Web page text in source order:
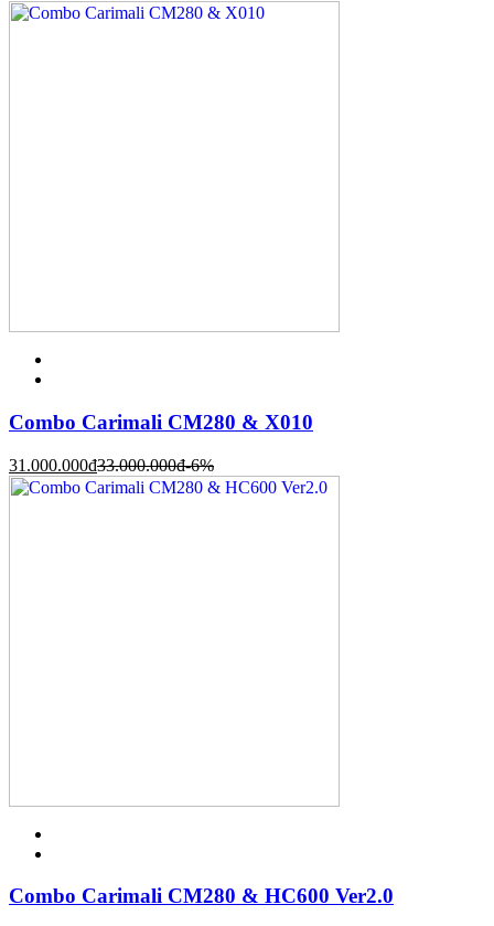
Combo Carimali CM280 & X010
31.000.000đ33.000.000đ-6%
Combo Carimali CM280 & HC600 Ver2.0